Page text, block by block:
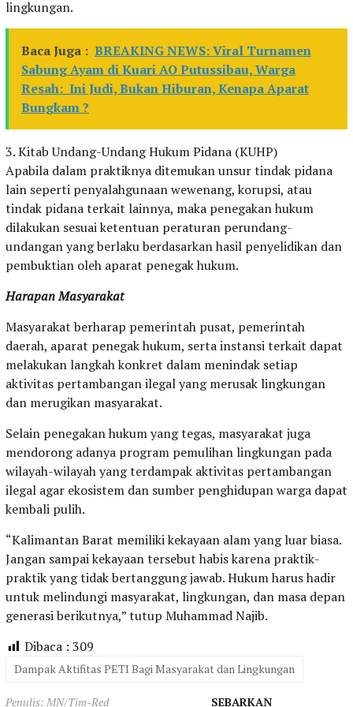
lingkungan.
Baca Juga : BREAKING NEWS: Viral Turnamen
Sabung Ayam di Kuari AO Putussibau, Warga
Resah: Ini Judi, Bukan Hiburan, Kenapa Aparat
Bungkam ?
3. Kitab Undang-Undang Hukum Pidana (KUHP)
Apabila dalam praktiknya ditemukan unsur tindak pidana
lain seperti penyalahgunaan wewenang, korupsi, atau
tindak pidana terkait lainnya, maka penegakan hukum
dilakukan sesuai ketentuan peraturan perundang-
undangan yang berlaku berdasarkan hasil penyelidikan dan
pembuktian oleh aparat penegak hukum.
Harapan Masyarakat
Masyarakat berharap pemerintah pusat, pemerintah
daerah, aparat penegak hukum, serta instansi terkait dapat
melakukan langkah konkret dalam menindak setiap
aktivitas pertambangan ilegal yang merusak lingkungan
dan merugikan masyarakat.
Selain penegakan hukum yang tegas, masyarakat juga
mendorong adanya program pemulihan lingkungan pada
wilayah-wilayah yang terdampak aktivitas pertambangan
ilegal agar ekosistem dan sumber penghidupan warga dapat
kembali pulih.
“Kalimantan Barat memiliki kekayaan alam yang luar biasa.
Jangan sampai kekayaan tersebut habis karena praktik-
praktik yang tidak bertanggung jawab. Hukum harus hadir
untuk melindungi masyarakat, lingkungan, dan masa depan
generasi berikutnya,” tutup Muhammad Najib.
Dibaca : 309
Dampak Aktifitas PETI Bagi Masyarakat dan Lingkungan
Penulis: MN/Tim-Red
SEBARKAN